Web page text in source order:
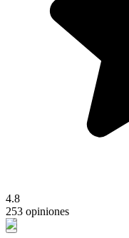
4.8
253 opiniones